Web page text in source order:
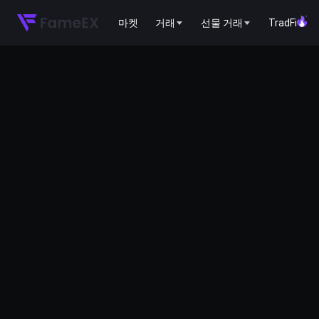
마켓 거래 선물 거래 TradFi